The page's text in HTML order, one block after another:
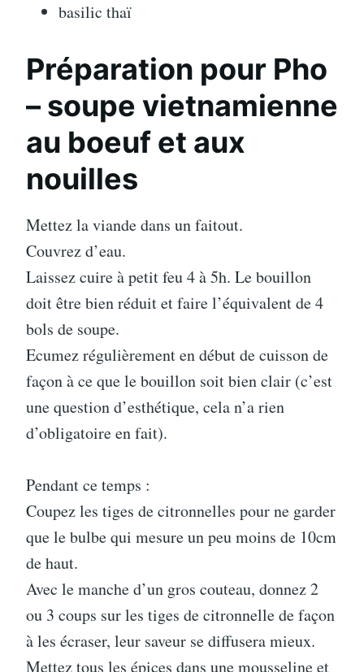
basilic thaï
Préparation pour Pho
– soupe vietnamienne
au boeuf et aux
nouilles
Mettez la viande dans un faitout.
Couvrez d’eau.
Laissez cuire à petit feu 4 à 5h. Le bouillon
doit être bien réduit et faire l’équivalent de 4
bols de soupe.
Ecumez régulièrement en début de cuisson de
façon à ce que le bouillon soit bien clair (c’est
une question d’esthétique, cela n’a rien
d’obligatoire en fait).
Pendant ce temps :
Coupez les tiges de citronnelles pour ne garder
que le bulbe qui mesure un peu moins de 10cm
de haut.
Avec le manche d’un gros couteau, donnez 2
ou 3 coups sur les tiges de citronnelle de façon
à les écraser, leur saveur se diffusera mieux.
Mettez tous les épices dans une mousseline et